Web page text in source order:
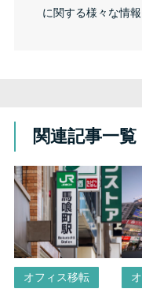
に関する様々な情
関連記事一覧
オフィス移転